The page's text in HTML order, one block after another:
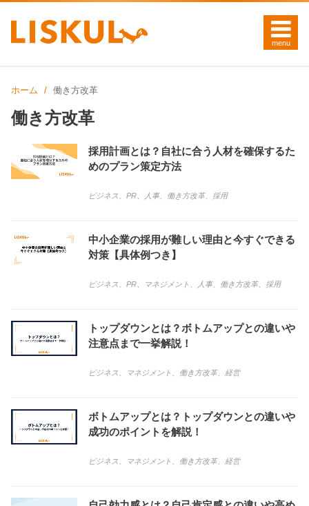
ホーム 働き方改革
働き方改革
採用計画とは？自社に合う人材を確保するた
めのプラン策定方法
ビジネス PR 人事、 働き方改革、 採用
中小企業の採用が難しい理由と今すぐできる
対策【具体例つき】
ビジネス PR マネジメント 人事、 働き方改革、 採用
トップダウンとは？ボトムアップとの違いや
注意点まで一挙解説！
ビジネス マネジメント 働き方改革、 経営
ボトムアップとは？トップダウンとの違いや
成功のポイントを解説！
ビジネス マネジメント 働き方改革、 経営